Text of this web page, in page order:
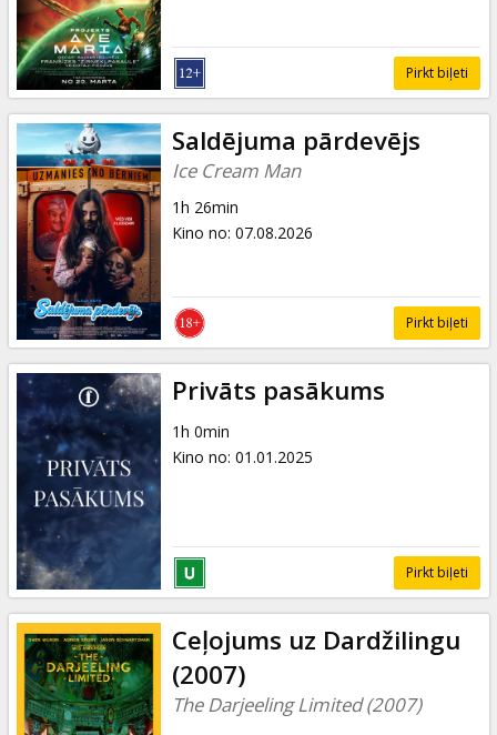
Pirkt biļeti
Saldējuma pārdevējs
Ice Cream Man
1h 26min
Kino no: 07.08.2026
Pirkt biļeti
Privāts pasākums
1h 0min
Kino no: 01.01.2025
Pirkt biļeti
Ceļojums uz Dardžilingu
(2007)
The Darjeeling Limited (2007)